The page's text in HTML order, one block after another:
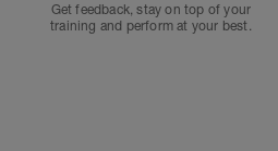
Get feedback, stay on top of your
training and perform at your best.